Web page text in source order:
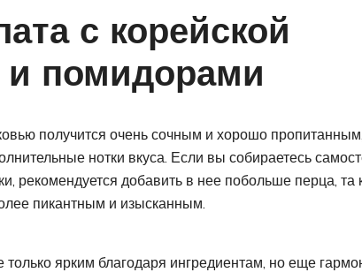
с корейской
помидорами
получится очень сочным и хорошо
нотки вкуса. Если вы собираетесь
рекомендуется добавить в нее побольше перца, та
пикантным и изысканным.
ярким благодаря ингредиентам, но еще